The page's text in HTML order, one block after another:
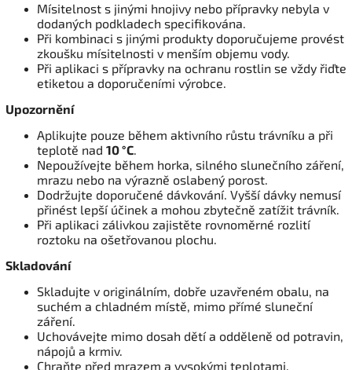
Mísitelnost s jinými hnojivy nebo přípravky nebyla v
dodaných podkladech specifikována.
Při kombinaci s jinými produkty doporučujeme provést
zkoušku mísitelnosti v menším objemu vody.
Při aplikaci s přípravky na ochranu rostlin se vždy řiďte
etiketou a doporučeními výrobce.
Upozornění
Aplikujte pouze během aktivního růstu trávníku a při
teplotě nad 10 °C.
Nepoužívejte během horka, silného slunečního záření,
mrazu nebo na výrazně oslabený porost.
Dodržujte doporučené dávkování. Vyšší dávky nemusí
přinést lepší účinek a mohou zbytečně zatížit trávník.
Při aplikaci zálivkou zajistěte rovnoměrné rozlití
roztoku na ošetřovanou plochu.
Skladování
Skladujte v originálním, dobře uzavřeném obalu, na
suchém a chladném místě, mimo přímé sluneční
záření.
Uchovávejte mimo dosah dětí a odděleně od potravin,
nápojů a krmiv.
Chraňte před mrazem a vysokými teplotami.